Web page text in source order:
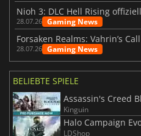
Nioh 3: DLC Hell Rising
28.07.26 Gaming News
28.07.26 Gaming News
BELIEBTE SPIELE
Assassin's Creed
Kinguin
Halo Campaign
LDShop